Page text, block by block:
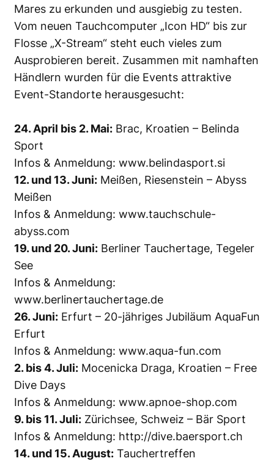
Mares zu erkunden und ausgiebig zu testen.
Vom neuen Tauchcomputer „Icon HD“ bis zur
Flosse „X-Stream“ steht euch vieles zum
Ausprobieren bereit. Zusammen mit namhaften
Händlern wurden für die Events attraktive
Event-Standorte herausgesucht:
24. April bis 2. Mai: Brac, Kroatien – Belinda
Sport
Infos & Anmeldung: www.belindasport.si
12. und 13. Juni: Meißen, Riesenstein – Abyss
Meißen
Infos & Anmeldung: www.tauchschule-
abyss.com
19. und 20. Juni: Berliner Tauchertage, Tegeler
See
Infos & Anmeldung:
www.berlinertauchertage.de
26. Juni: Erfurt – 20-jähriges Jubiläum AquaFun
Erfurt
Infos & Anmeldung: www.aqua-fun.com
2. bis 4. Juli: Mocenicka Draga, Kroatien – Free
Dive Days
Infos & Anmeldung: www.apnoe-shop.com
9. bis 11. Juli: Zürichsee, Schweiz – Bär Sport
Infos & Anmeldung: http://dive.baersport.ch
14. und 15. August: Tauchertreffen